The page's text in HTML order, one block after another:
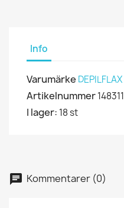
Info
Varumärke DEPILFLAX
Artikelnummer148311
I lager: 18 st
Kommentarer (0)